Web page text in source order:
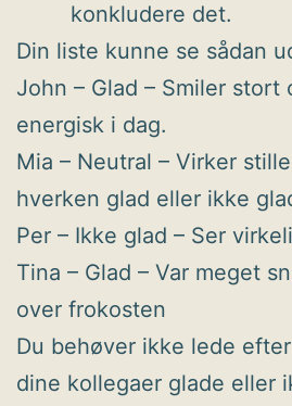
konkludere det.
Din liste kunne se sådan
John – Glad – Smiler stort
energisk i dag.
Mia – Neutral – Virker
hverken glad eller ikke
Per – Ikke glad – Ser
Tina – Glad – Var meget
over frokosten
Du behøver ikke lede
dine kollegaer glade eller